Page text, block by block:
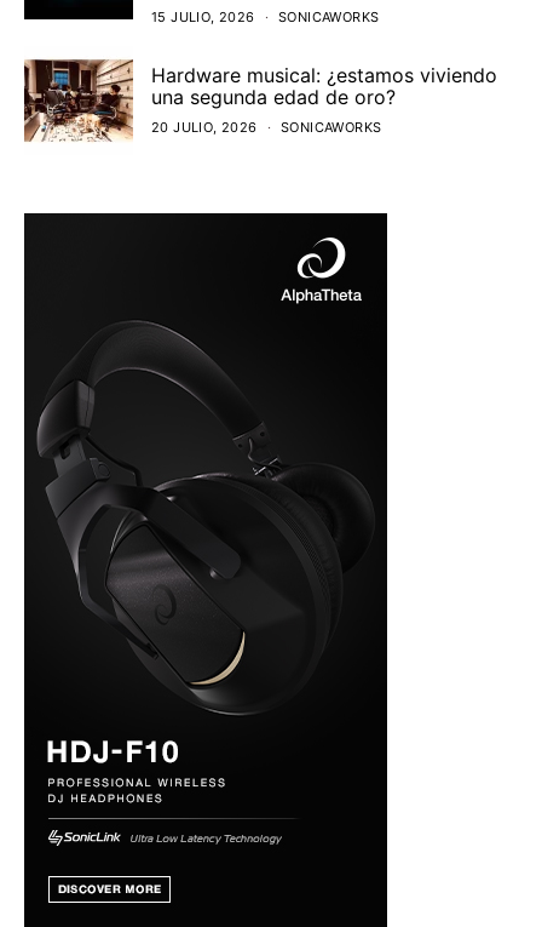
15 JULIO, 2026 SONICAWORKS
Hardware musical: ¿estamos viviendo
una segunda edad de oro?
20 JULIO, 2026 SONICAWORKS